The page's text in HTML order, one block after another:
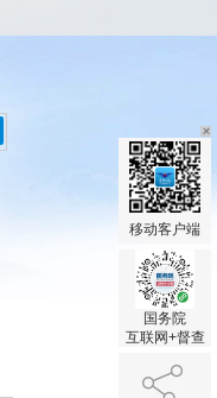
移动客户端
国务院
互联网+督查